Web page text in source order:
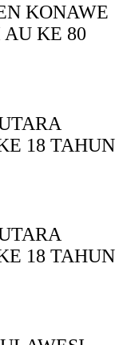
KONAWE
KE 80
18 TAHUN
18 TAHUN